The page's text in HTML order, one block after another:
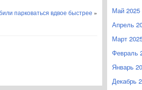
парковаться вдвое быстрее »
Май 2025
Апрель
Март
Февраль
Январь
Декабрь